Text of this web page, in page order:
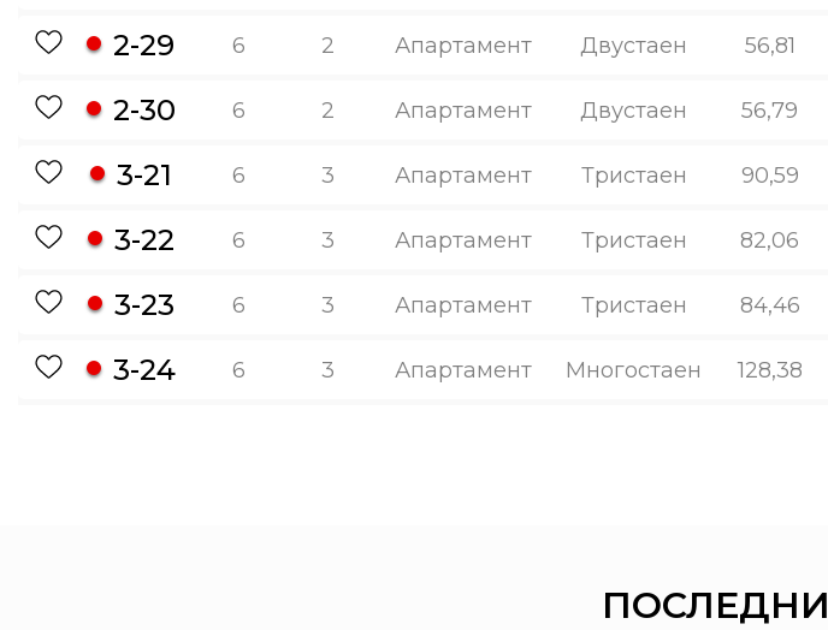
2-29 6 2 Апартамент Двустаен 56,81
2-30 6 2 Апартамент Двустаен 56,79
3-21 6 3 Апартамент Тристаен 90,59
3-22 6 3 Апартамент Тристаен 82,06
3-23 6 3 Апартамент Тристаен 84,46
3-24 6 3 Апартамент Многостаен 128,38
ПОСЛЕДНИ